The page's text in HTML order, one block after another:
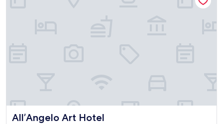
All’Angelo Art Hotel
All’Angelo Art Hotel